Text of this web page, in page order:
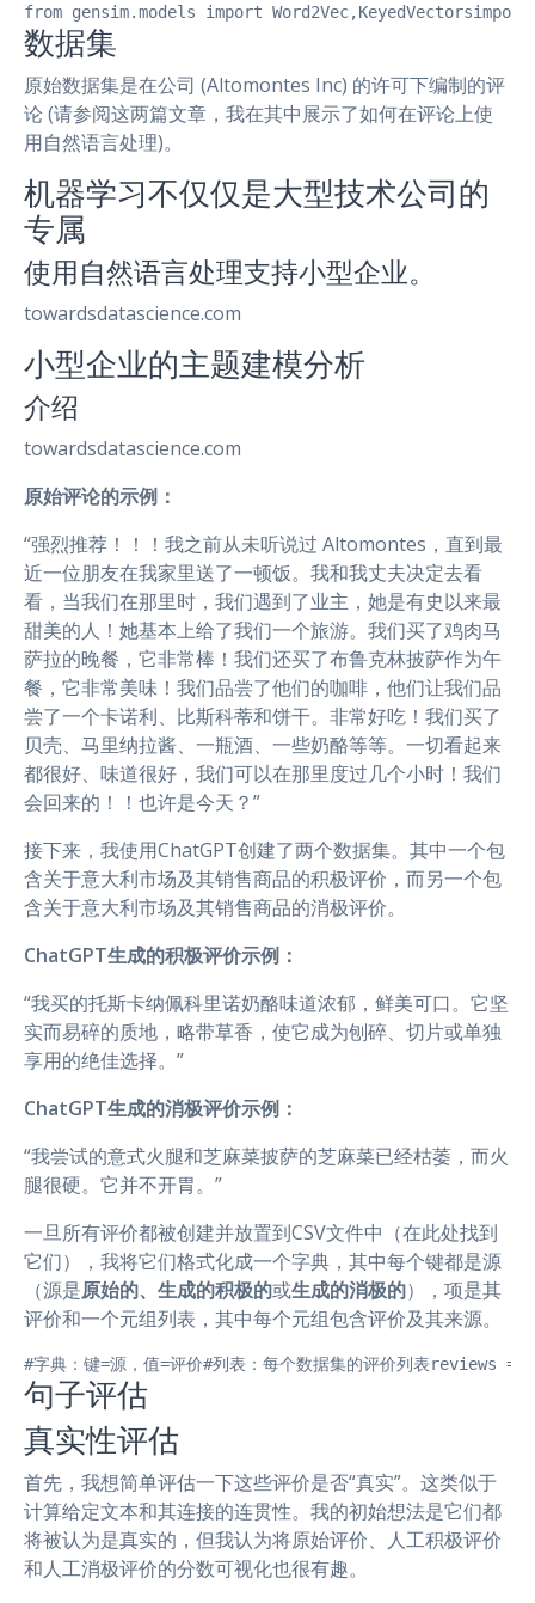
from gensim.models import
数据集
原始数据集是在公司 (Altomontes Inc) 的许可下编制的评
论 (请参阅这两篇文章，我在其中展示了如何在评论上使
用自然语言处理)。
机器学习不仅仅是大型技术公司的
专属
使用自然语言处理支持小型企业。
towardsdatascience.com
小型企业的主题建模分析
介绍
towardsdatascience.com
原始评论的示例：
“强烈推荐！！！我之前从未听说过 Altomontes，直到最
近一位朋友在我家里送了一顿饭。我和我丈夫决定去看
看，当我们在那里时，我们遇到了业主，她是有史以来最
甜美的人！她基本上给了我们一个旅游。我们买了鸡肉马
萨拉的晚餐，它非常棒！我们还买了布鲁克林披萨作为午
餐，它非常美味！我们品尝了他们的咖啡，他们让我们品
尝了一个卡诺利、比斯科蒂和饼干。非常好吃！我们买了
贝壳、马里纳拉酱、一瓶酒、一些奶酪等等。一切看起来
都很好、味道很好，我们可以在那里度过几个小时！我们
会回来的！！也许是今天？”
接下来，我使用ChatGPT创建了两个数据集。其中一个包
含关于意大利市场及其销售商品的积极评价，而另一个包
含关于意大利市场及其销售商品的消极评价。
ChatGPT生成的积极评价示例：
“我买的托斯卡纳佩科里诺奶酪味道浓郁，鲜美可口。它坚
实而易碎的质地，略带草香，使它成为刨碎、切片或单独
享用的绝佳选择。”
ChatGPT生成的消极评价示例：
“我尝试的意式火腿和芝麻菜披萨的芝麻菜已经枯萎，而火
腿很硬。它并不开胃。”
一旦所有评价都被创建并放置到CSV文件中（在此处找到
它们），我将它们格式化成一个字典，其中每个键都是源
（源是原始的、生成的积极的或生成的消极的），项是其
评价和一个元组列表，其中每个元组包含评价及其来源。
#字典：键=源，值=评价#列表：每个数据集的评价列
句子评估
真实性评估
首先，我想简单评估一下这些评价是否“真实”。这类似于
计算给定文本和其连接的连贯性。我的初始想法是它们都
将被认为是真实的，但我认为将原始评价、人工积极评价
和人工消极评价的分数可视化也很有趣。